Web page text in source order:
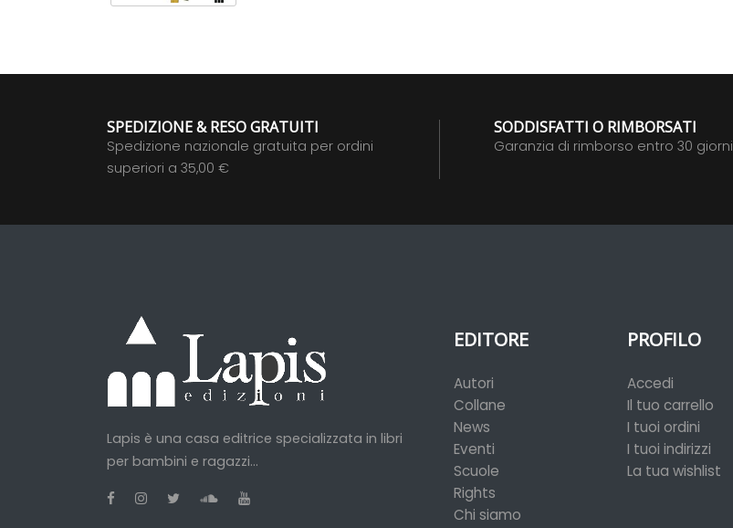
SPEDIZIONE & RESO GRATUITI
Spedizione nazionale gratuita per ordini
superiori a 35,00 €
SODDISFATTI O RIMBORSATI
Garanzia di rimborso entro 30 giorni
Lapis è una casa editrice specializzata in libri
per bambini e ragazzi...
EDITORE
Autori
Collane
News
Eventi
Scuole
Rights
Chi siamo
PROFILO
Accedi
Il tuo carrello
I tuoi ordini
I tuoi indirizzi
La tua wishlist